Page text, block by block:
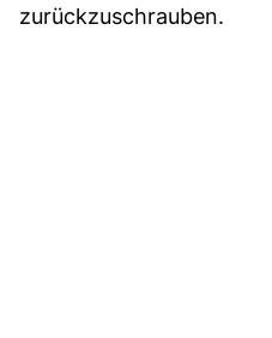
zurückzuschrauben.